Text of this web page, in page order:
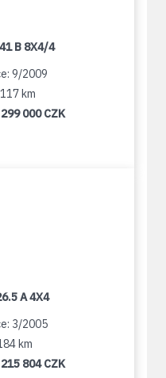
B 8X4/4
9/2009
km
299 000 CZK
A 4X4
3/2005
km
215 804 CZK